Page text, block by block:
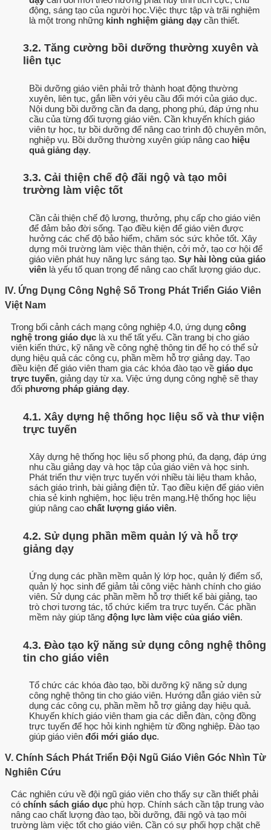
động, sáng tạo của người học.Việc thực tập và trãi nghiệm
là một trong những kinh nghiệm giảng dạy cần thiết.
3.2. Tăng cường bồi dưỡng thường xuyên và
liên tục
Bồi dưỡng giáo viên phải trở thành hoạt động thường
xuyên, liên tục, gắn liền với yêu cầu đổi mới của giáo dục.
Nội dung bồi dưỡng cần đa dạng, phong phú, đáp ứng nhu
cầu của từng đối tượng giáo viên. Cần khuyến khích giáo
viên tự học, tự bồi dưỡng để nâng cao trình độ chuyên môn,
nghiệp vụ. Bồi dưỡng thường xuyên giúp nâng cao hiệu
quả giảng dạy.
3.3. Cải thiện chế độ đãi ngộ và tạo môi
trường làm việc tốt
Cần cải thiện chế độ lương, thưởng, phụ cấp cho giáo viên
để đảm bảo đời sống. Tạo điều kiện để giáo viên được
hưởng các chế độ bảo hiểm, chăm sóc sức khỏe tốt. Xây
dựng môi trường làm việc thân thiện, cởi mở, tạo cơ hội để
giáo viên phát huy năng lực sáng tạo. Sự hài lòng của giáo
viên là yếu tố quan trọng để nâng cao chất lượng giáo dục.
IV. Ứng Dụng Công Nghệ Số Trong Phát Triển Giáo Viên
Việt Nam
Trong bối cảnh cách mạng công nghiệp 4.0, ứng dụng công
nghệ trong giáo dục là xu thế tất yếu. Cần trang bị cho giáo
viên kiến thức, kỹ năng về công nghệ thông tin để họ có thể sử
dụng hiệu quả các công cụ, phần mềm hỗ trợ giảng dạy. Tạo
điều kiện để giáo viên tham gia các khóa đào tạo về giáo dục
trực tuyến, giảng dạy từ xa. Việc ứng dụng công nghệ sẽ thay
đổi phương pháp giảng dạy.
4.1. Xây dựng hệ thống học liệu số và thư viện
trực tuyến
Xây dựng hệ thống học liệu số phong phú, đa dạng, đáp ứng
nhu cầu giảng dạy và học tập của giáo viên và học sinh.
Phát triển thư viện trực tuyến với nhiều tài liệu tham khảo,
sách giáo trình, bài giảng điện tử. Tạo điều kiện để giáo viên
chia sẻ kinh nghiệm, học liệu trên mạng.Hệ thống học liệu
giúp nâng cao chất lượng giáo viên.
4.2. Sử dụng phần mềm quản lý và hỗ trợ
giảng dạy
Ứng dụng các phần mềm quản lý lớp học, quản lý điểm số,
quản lý học sinh để giảm tải công việc hành chính cho giáo
viên. Sử dụng các phần mềm hỗ trợ thiết kế bài giảng, tạo
trò chơi tương tác, tổ chức kiểm tra trực tuyến. Các phần
mềm này giúp tăng động lực làm việc của giáo viên.
4.3. Đào tạo kỹ năng sử dụng công nghệ thông
tin cho giáo viên
Tổ chức các khóa đào tạo, bồi dưỡng kỹ năng sử dụng
công nghệ thông tin cho giáo viên. Hướng dẫn giáo viên sử
dụng các công cụ, phần mềm hỗ trợ giảng dạy hiệu quả.
Khuyến khích giáo viên tham gia các diễn đàn, cộng đồng
trực tuyến để học hỏi kinh nghiệm từ đồng nghiệp. Đào tạo
giúp giáo viên đổi mới giáo dục.
V. Chính Sách Phát Triển Đội Ngũ Giáo Viên Góc Nhìn Từ
Nghiên Cứu
Các nghiên cứu về đội ngũ giáo viên cho thấy sự cần thiết phải
có chính sách giáo dục phù hợp. Chính sách cần tập trung vào
nâng cao chất lượng đào tạo, bồi dưỡng, đãi ngộ và tạo môi
trường làm việc tốt cho giáo viên. Cần có sự phối hợp chặt chẽ